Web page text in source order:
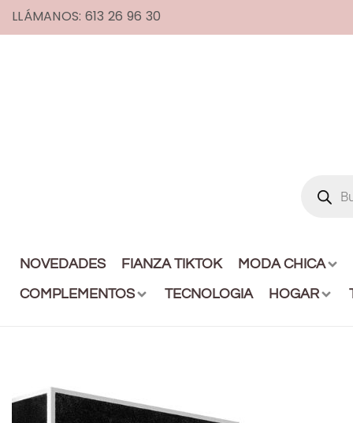
LLÁMANOS: 613 26 96 30
NOVEDADES FIANZA TIKTOK
MODA CHICA
COMPLEMENTOS
TECNOLOGIA HOGAR